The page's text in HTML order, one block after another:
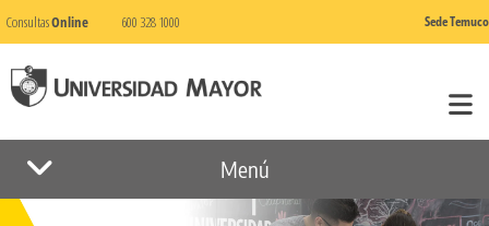
ConsultasOnline 600 328 1000 Sede Temuco
Menú